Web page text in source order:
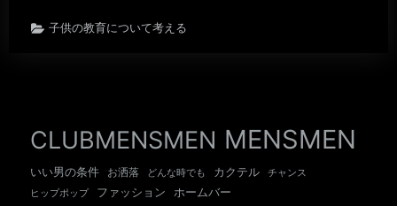
子供の教育について考える
CLUBMENSMEN MENSMEN
いい男の条件 お洒落 どんな時でも カクテル チャンス
ヒップポップ ファッション ホームバー